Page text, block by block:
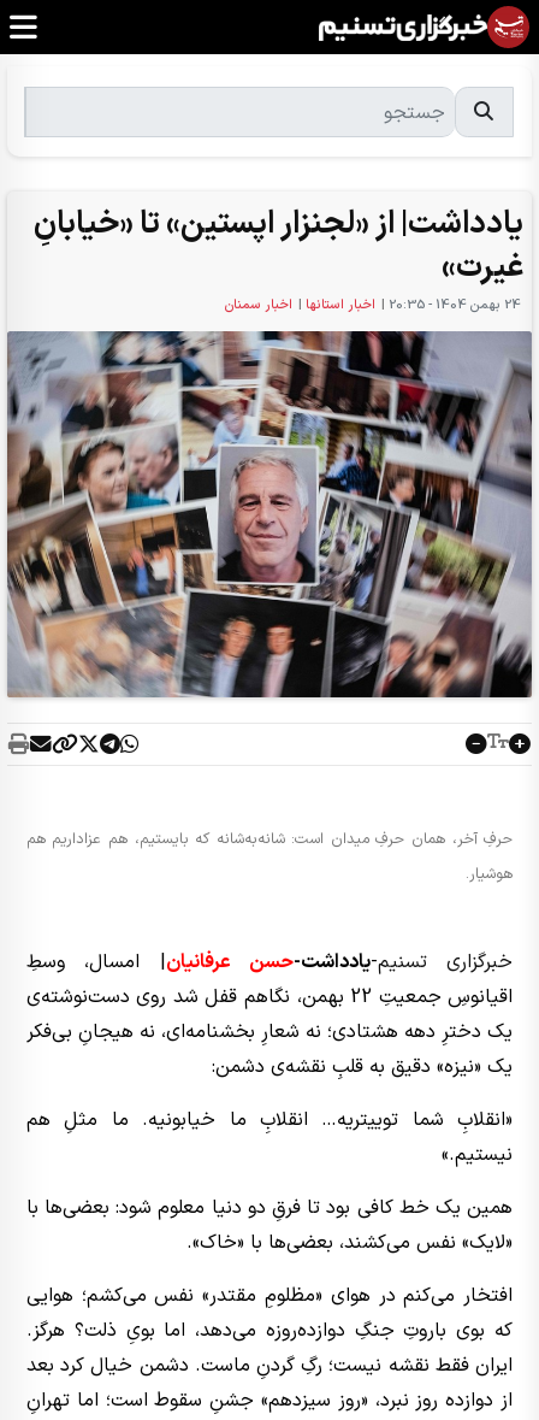
یادداشت| از «لجنزار اپستین» تا «خیابانِ
غیرت»
24 بهمن 1404 - 20:35 | اخبار استانها | اخبار سمنان
حرفِ آخر، همان حرفِ میدان است: شانه‌به‌شانه که بایستیم، هم عزاداریم هم
هوشیار.
خبرگزاری تسنیم-یادداشت-حسن عرفانیان| امسال، وسطِ
اقیانوسِ جمعیتِ 22 بهمن، نگاهم قفل شد روی دست‌نوشته‌ی
یک دخترِ دهه هشتادی؛ نه شعارِ بخشنامه‌ای، نه هیجانِ بی‌فکر
یک «نیزه» دقیق به قلبِ نقشه‌ی دشمن:
«انقلابِ شما توییتریه… انقلابِ ما خیابونیه. ما مثلِ هم
نیستیم.»
همین یک خط کافی بود تا فرقِ دو دنیا معلوم شود: بعضی‌ها با
«لایک» نفس می‌کشند، بعضی‌ها با «خاک».
افتخار می‌کنم در هوای «مظلومِ مقتدر» نفس می‌کشم؛ هوایی
که بوی باروتِ جنگِ دوازده‌روزه می‌دهد، اما بویِ ذلت؟ هرگز.
ایران فقط نقشه نیست؛ رگِ گردنِ ماست. دشمن خیال کرد بعد
از دوازده روز نبرد، «روز سیزدهم» جشنِ سقوط است؛ اما تهرانِ